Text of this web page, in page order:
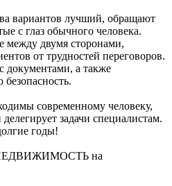
вариантов лучший, обращают
с глаз обычного человека.
между двумя сторонами,
от трудностей переговоров.
документами, а также
современному человеку,
задачи специалистам.
годы!
на